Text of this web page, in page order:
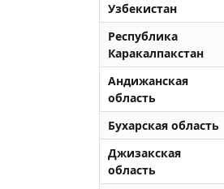
Узбекистан
Республика
Каракалпакстан
Андижанская
область
Бухарская область
Джизакская
область